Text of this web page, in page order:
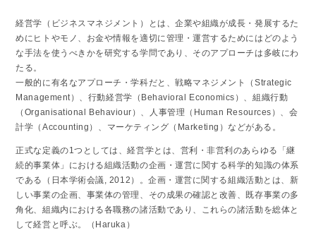
経営学（ビジネスマネジメント）とは、企業や組織が成長・発展するた
めにヒトやモノ、お金や情報を適切に管理・運営するためにはどのよう
な手法を使うべきかを研究する学問であり、そのアプローチは多岐にわ
たる。
一般的に有名なアプローチ・学科だと、戦略マネジメント（Strategic
Management）、行動経営学（Behavioral Economics）、組織行動
（Organisational Behaviour）、人事管理（Human Resources）、会
計学（Accounting）、マーケティング（Marketing）などがある。
正式な定義の1つとしては、経営学とは、営利・非営利のあらゆる「継
続的事業体」における組織活動の企画・運営に関する科学的知識の体系
である（日本学術会議, 2012）。企画・運営に関する組織活動とは、新
しい事業の企画、事業体の管理、その成果の確認と改善、既存事業の多
角化、組織内における各職務の諸活動であり、これらの諸活動を総体と
して経営と呼ぶ。（Haruka）